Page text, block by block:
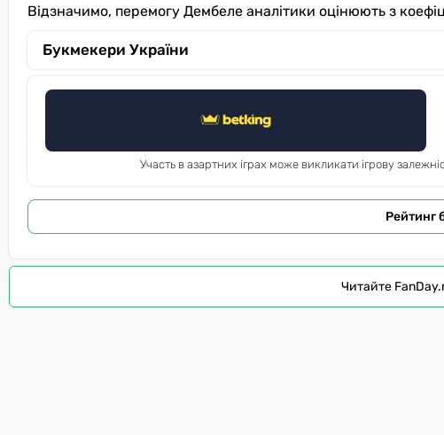
Відзначимо, перемогу Дембеле аналітики оцінюють з
Букмекери України
Участь в азартних іграх може викликати ігрову
Рейтинг
Читайте